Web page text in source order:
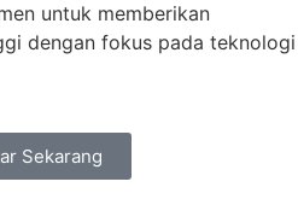
untuk memberikan
dengan fokus pada teknologi
Sekarang